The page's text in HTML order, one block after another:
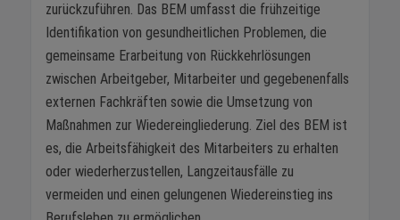
zurückzuführen. Das BEM umfasst die frühzeitige
Identifikation von gesundheitlichen Problemen, die
gemeinsame Erarbeitung von Rückkehrlösungen
zwischen Arbeitgeber, Mitarbeiter und gegebenenfalls
externen Fachkräften sowie die Umsetzung von
Maßnahmen zur Wiedereingliederung. Ziel des BEM ist
es, die Arbeitsfähigkeit des Mitarbeiters zu erhalten
oder wiederherzustellen, Langzeitausfälle zu
vermeiden und einen gelungenen Wiedereinstieg ins